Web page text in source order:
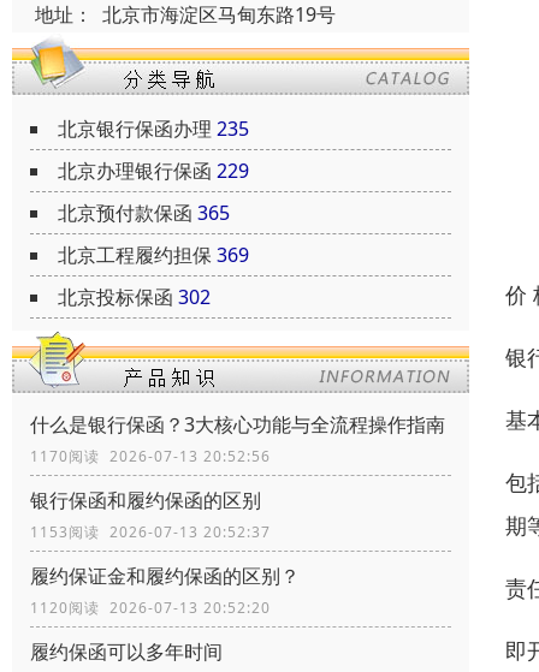
地址： 北京市海淀区马甸东路19号
北京银行保函办理 235
北京办理银行保函 229
北京预付款保函 365
北京工程履约担保 369
北京投标保函 302
什么是银行保函？3大核心功能与全流程操作指南
1170阅读 2026-07-13 20:52:56
银行保函和履约保函的区别
1153阅读 2026-07-13 20:52:37
履约保证金和履约保函的区别？
1120阅读 2026-07-13 20:52:20
履约保函可以多年时间
价
银
基
包
期
责
即